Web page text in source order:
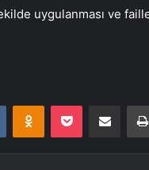
uygulanması ve
VKontakteOdnoklassniki
Pocket E-Posta ile